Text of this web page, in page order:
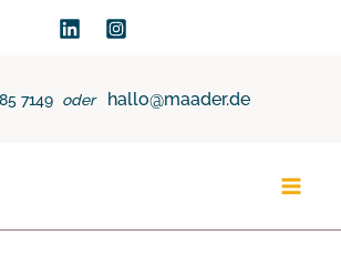
7149 oder hallo@maader.de